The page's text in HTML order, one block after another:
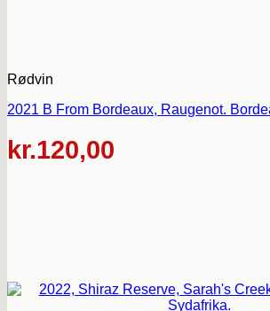
Rødvin
2021 B From Bordeaux, Raugenot.
kr.120,00